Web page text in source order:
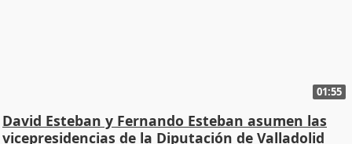
01:55
David Esteban y Fernando Esteban asumen las
vicepresidencias de la Diputación de Valladolid